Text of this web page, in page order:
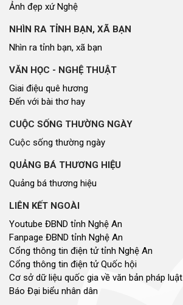
Ảnh đẹp xứ Nghệ
NHÌN RA TỈNH BẠN, XÃ BẠN
Nhìn ra tỉnh bạn, xã bạn
VĂN HỌC - NGHỆ THUẬT
Giai điệu quê hương
Đến với bài thơ hay
CUỘC SỐNG THƯỜNG NGÀY
Cuộc sống thường ngày
QUẢNG BÁ THƯƠNG HIỆU
Quảng bá thương hiệu
LIÊN KẾT NGOÀI
Youtube ĐBND tỉnh Nghệ An
Fanpage ĐBND tỉnh Nghệ An
Cổng thông tin điện tử tỉnh Nghệ An
Cổng thông tin điện tử Quốc hội
Cơ sở dữ liệu quốc gia về văn bản pháp luật
Báo Đại biểu nhân dân